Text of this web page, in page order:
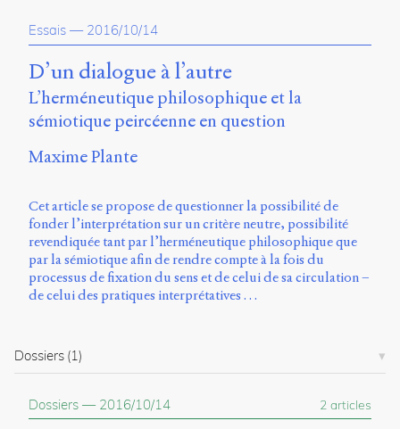
À
propos
du
site
Archipel
ligne
Université
de
Sherbrooke
Campus
Local
B1-
150
Pl.
Essais — 2016/10/14
D’un dialogue à l’autre
L’herméneutique philosophique et la
sémiotique peircéenne en question
Maxime Plante
Cet article se propose de questionner la possibilité de
fonder l’interprétation sur un critère neutre, possibilité
revendiquée tant par l’herméneutique philosophique que
par la sémiotique afin de rendre compte à la fois du
processus de fixation du sens et de celui de sa circulation –
de celui des pratiques interprétatives …
Dossiers (1)
Dossiers — 2016/10/14 2 articles